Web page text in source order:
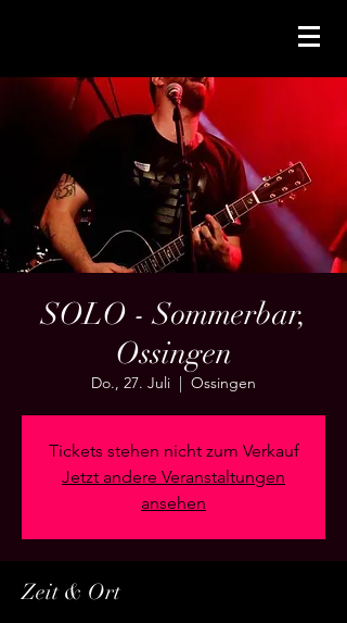
SOLO - Sommerbar,
Ossingen
Do., 27. Juli
  |
Ossingen
Tickets stehen nicht zum Verkauf
Jetzt andere Veranstaltungen
ansehen
Zeit & Ort